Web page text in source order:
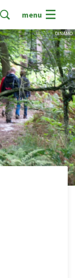
menu
DINAMO